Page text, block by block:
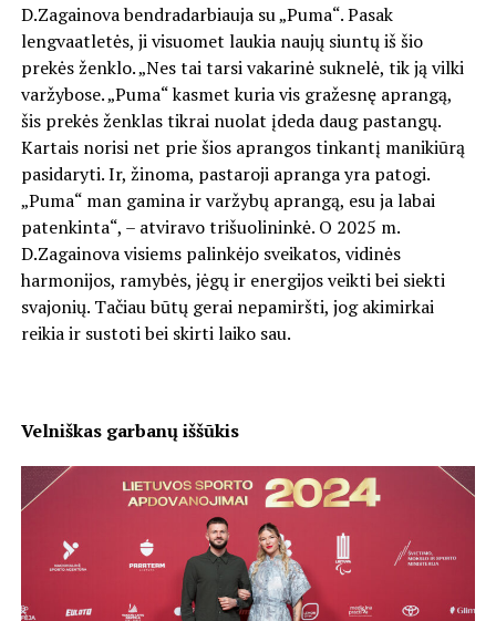
D.Zagainova bendradarbiauja su „Puma“. Pasak
lengvaatletės, ji visuomet laukia naujų siuntų iš šio
prekės ženklo. „Nes tai tarsi vakarinė suknelė, tik ją vilki
varžybose. „Puma“ kasmet kuria vis gražesnę aprangą,
šis prekės ženklas tikrai nuolat įdeda daug pastangų.
Kartais norisi net prie šios aprangos tinkantį manikiūrą
pasidaryti. Ir, žinoma, pastaroji apranga yra patogi.
„Puma“ man gamina ir varžybų aprangą, esu ja labai
patenkinta“, – atviravo trišuolininkė. O 2025 m.
D.Zagainova visiems palinkėjo sveikatos, vidinės
harmonijos, ramybės, jėgų ir energijos veikti bei siekti
svajonių. Tačiau būtų gerai nepamiršti, jog akimirkai
reikia ir sustoti bei skirti laiko sau.
Velniškas garbanų iššūkis